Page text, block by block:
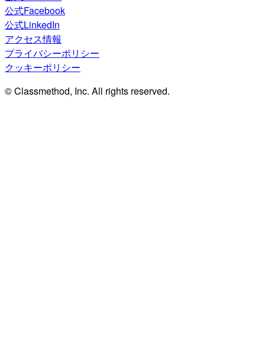
公式Facebook
公式LinkedIn
アクセス情報
プライバシーポリシー
クッキーポリシー
© Classmethod, Inc. All rights reserved.